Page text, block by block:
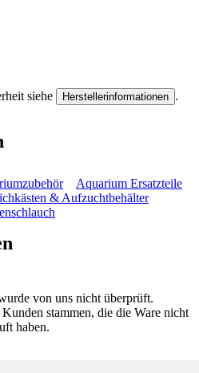
siehe Herstellerinformationen .
Aquarium Ersatzteile
& Aufzuchtbehälter
von uns nicht überprüft.
stammen, die die Ware nicht
haben.